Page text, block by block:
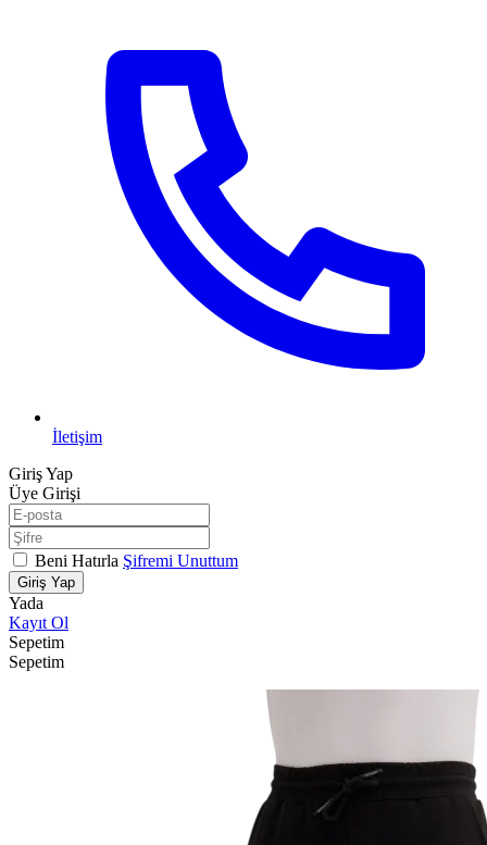
İletişim
Giriş Yap
Üye Girişi
Beni Hatırla Şifremi Unuttum
Giriş Yap
Yada
Kayıt Ol
Sepetim
Sepetim